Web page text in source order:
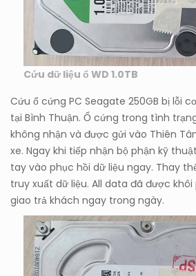
Cứu dữ liệu ổ WD 1.0TB
Cứu ổ cứng PC Seagate 250GB bị lỗi
tại Bình Thuận. Ổ cứng trong tình
không nhận và được gửi vào Thiên
xe. Ngay khi tiếp nhận bộ phận kỹ
tay vào phục hồi dữ liệu ngay. Thay
truy xuất dữ liệu. All data đã được
giao trả khách ngay trong ngày.